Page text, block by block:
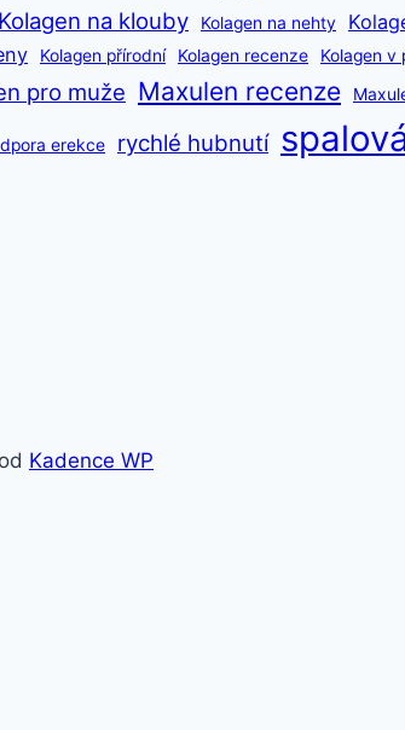
Kolagen na klouby Kolagen na nehty
Kolagen přírodní Kolagen recenze Kolagen v
pro muže Maxulen recenze
erekce rychlé hubnutí
Kadence WP